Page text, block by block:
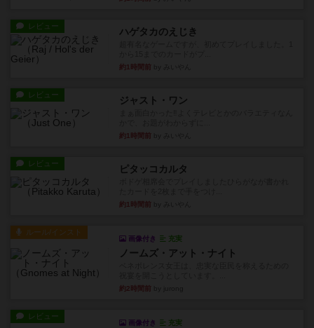
レビュー ハゲタカのえじき
約1時間前
レビュー ジャスト・ワン
約1時間前
レビュー ピタッコカルタ
約1時間前
ルール/インスト
画像付き 充実
ノームズ・アット・ナイト
約2時間前
レビュー
画像付き 充実